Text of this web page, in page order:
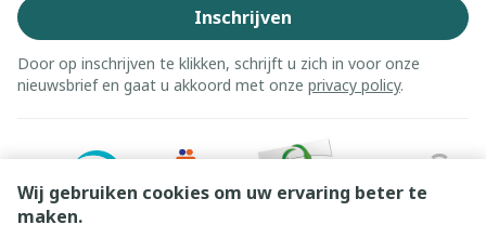
Wij gebruiken cookies om uw ervaring beter te
maken.
Inschrijven
Door op inschrijven te klikken, schrijft u zich in voor onze
nieuwsbrief en gaat u akkoord met onze privacy policy.